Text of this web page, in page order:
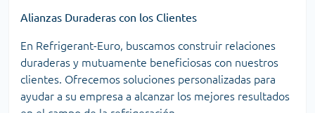
Alianzas Duraderas con los Clientes
En Refrigerant-Euro, buscamos construir relaciones
duraderas y mutuamente beneficiosas con nuestros
clientes. Ofrecemos soluciones personalizadas para
ayudar a su empresa a alcanzar los mejores resultados